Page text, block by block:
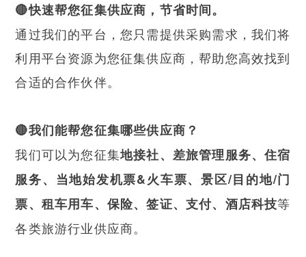
🔴快速帮您征集供应商，节省时间。
通过我们的平台，您只需提供采购需求，我们将
利用平台资源为您征集供应商，帮助您高效找到
合适的合作伙伴。
🔴我们能帮您征集哪些供应商？
我们可以为您征集地接社、差旅管理服务、住宿
服务、当地始发机票&火车票、景区/目的地/门
票、租车用车、保险、签证、支付、酒店科技等
各类旅游行业供应商。